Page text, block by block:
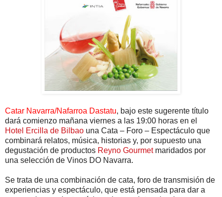
Catar Navarra/Nafarroa Dastatu, bajo este sugerente título
dará comienzo mañana viernes a las 19:00 horas en el
Hotel Ercilla de Bilbao una Cata – Foro – Espectáculo que
combinará relatos, música, historias y, por supuesto una
degustación de productos Reyno Gourmetmaridados por
una selección de Vinos DO Navarra.
Se trata de una combinación de cata, foro de transmisión de
experiencias y espectáculo, que está pensada para dar a